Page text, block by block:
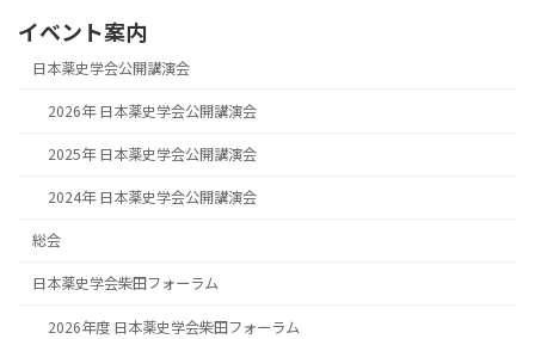
イベント案内
日本薬史学会公開講演会
2026年 日本薬史学会公開講演会
2025年 日本薬史学会公開講演会
2024年 日本薬史学会公開講演会
総会
日本薬史学会柴田フォーラム
2026年度 日本薬史学会柴田フォーラム